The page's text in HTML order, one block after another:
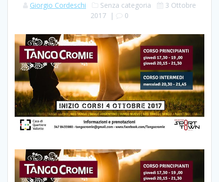
Giorgio Cordeschi Senza categoria
3 Ottobre
2017 | 0